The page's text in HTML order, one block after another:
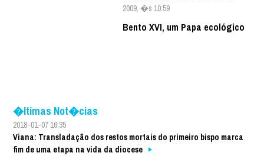
2009, �s 10:59
Bento XVI, um Papa ecológico
�ltimas Not�cias
2018-01-07 16:35
Viana: Transladação dos restos mortais do primeiro bispo marca
fim de uma etapa na vida da diocese